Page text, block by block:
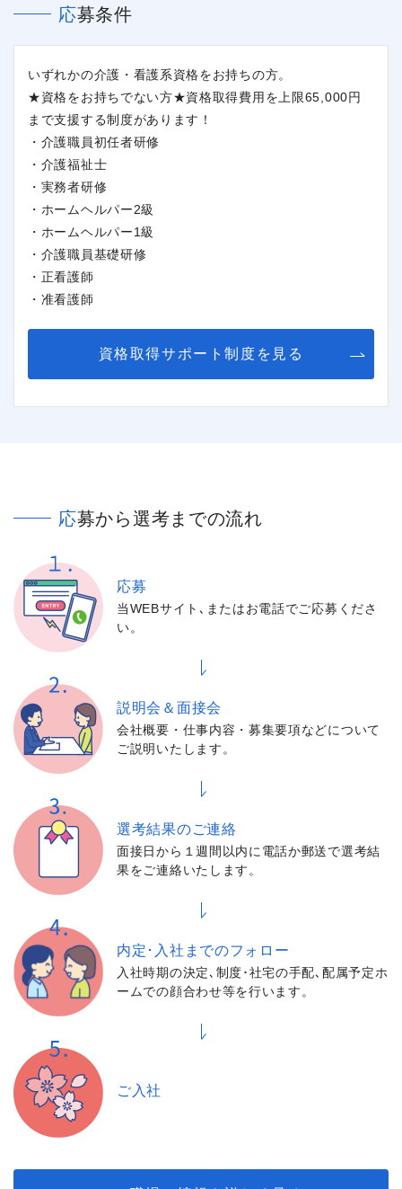
応募条件
いずれかの介護・看護系資格をお持ちの方。
★資格をお持ちでない方★資格取得費用を上限65,000円
まで支援する制度があります！
・介護職員初任者研修
・介護福祉士
・実務者研修
・ホームヘルパー2級
・ホームヘルパー1級
・介護職員基礎研修
・正看護師
・准看護師
資格取得サポート制度を見る
応募から選考までの流れ
応募
当WEBサイト､またはお電話でご応募くださ
い。
説明会＆面接会
会社概要・仕事内容・募集要項などについて
ご説明いたします。
選考結果のご連絡
面接日から１週間以内に電話か郵送で選考結
果をご連絡いたします。
内定･入社までのフォロー
入社時期の決定､制度･社宅の手配､配属予定ホ
ームでの顔合わせ等を行います。
ご入社